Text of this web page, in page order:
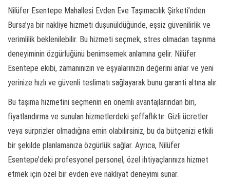
Nilüfer Esentepe Mahallesi Evden Eve Taşımacılık Şirketi’nden
Bursa’ya bir nakliye hizmeti düşünüldüğünde, eşsiz güvenilirlik ve
verimlilik beklenilebilir. Bu hizmeti seçmek, stres olmadan taşınma
deneyiminin özgürlüğünü benimsemek anlamına gelir. Nilüfer
Esentepe ekibi, zamanınızın ve eşyalarınızın değerini anlar ve yeni
yerinize hızlı ve güvenli teslimatı sağlayarak bunu garanti altına alır.
Bu taşıma hizmetini seçmenin en önemli avantajlarından biri,
fiyatlandırma ve sunulan hizmetlerdeki şeffaflıktır. Gizli ücretler
veya sürprizler olmadığına emin olabilirsiniz, bu da bütçenizi etkili
bir şekilde planlamanıza özgürlük sağlar. Ayrıca, Nilüfer
Esentepe’deki profesyonel personel, özel ihtiyaçlarınıza hizmet
etmek için özel bir evden eve nakliyat deneyimi sunar.